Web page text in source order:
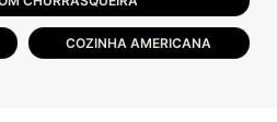
COZINHA AMERICANA